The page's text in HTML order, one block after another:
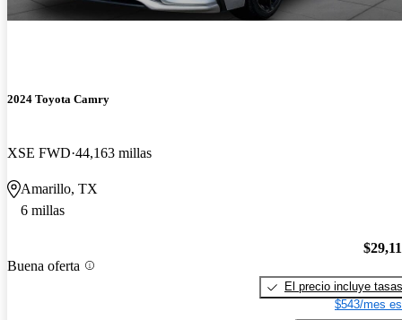
2024 Toyota Camry
XSE FWD 44,163 millas
Amarillo, TX
6 millas
Buena oferta
El precio incluye tasas
$543/mes